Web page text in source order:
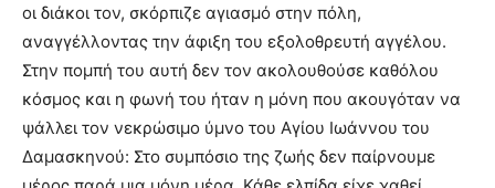
οι διάκοι τον, σκόρπιζε αγιασμό στην πόλη,
αναγγέλλοντας την άφιξη του εξολοθρευτή αγγέλου.
Στην πομπή του αυτή δεν τον ακολουθούσε καθόλου
κόσμος και η φωνή του ήταν η μόνη που ακουγόταν να
ψάλλει τον νεκρώσιμο ύμνο του Αγίου Ιωάννου του
Δαμασκηνού: Στο συμπόσιο της ζωής δεν παίρνουμε